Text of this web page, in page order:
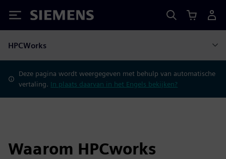
Siemens
HPCWorks
Deze pagina wordt weergegeven met behulp van automatische
vertaling. In plaats daarvan in het Engels bekijken?
Waarom HPCworks